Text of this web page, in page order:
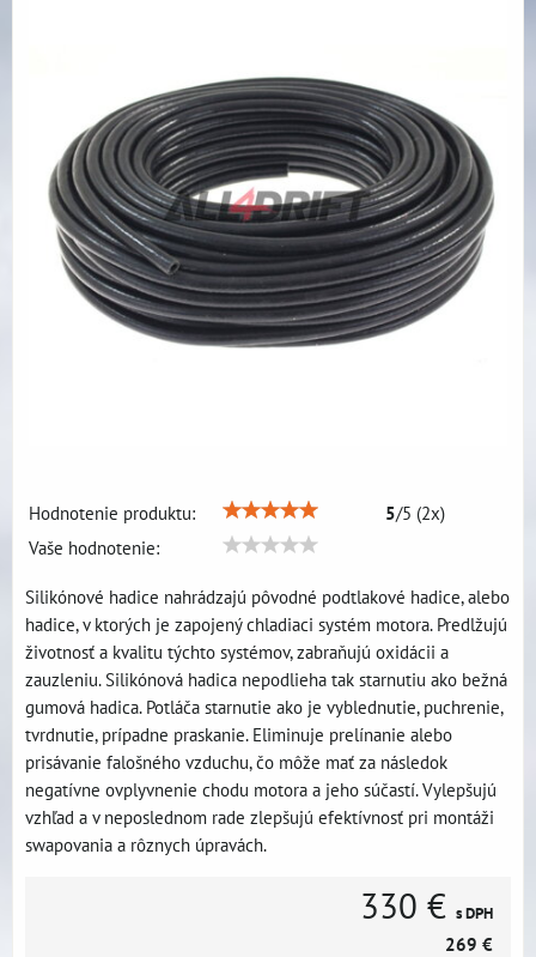
Hodnotenie produktu: 5/5 (2x)
Vaše hodnotenie:
Silikónové hadice nahrádzajú pôvodné podtlakové hadice, alebo
hadice, v ktorých je zapojený chladiaci systém motora. Predlžujú
životnosť a kvalitu týchto systémov, zabraňujú oxidácii a
zauzleniu. Silikónová hadica nepodlieha tak starnutiu ako bežná
gumová hadica. Potláča starnutie ako je vyblednutie, puchrenie,
tvrdnutie, prípadne praskanie. Eliminuje prelínanie alebo
prisávanie falošného vzduchu, čo môže mať za následok
negatívne ovplyvnenie chodu motora a jeho súčastí. Vylepšujú
vzhľad a v neposlednom rade zlepšujú efektívnosť pri montáži
swapovania a rôznych úpravách.
330 € s DPH
269 €